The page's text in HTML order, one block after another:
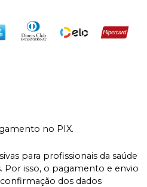
no PIX.
para profissionais da saúde
Por isso, o pagamento e envio
dos dados